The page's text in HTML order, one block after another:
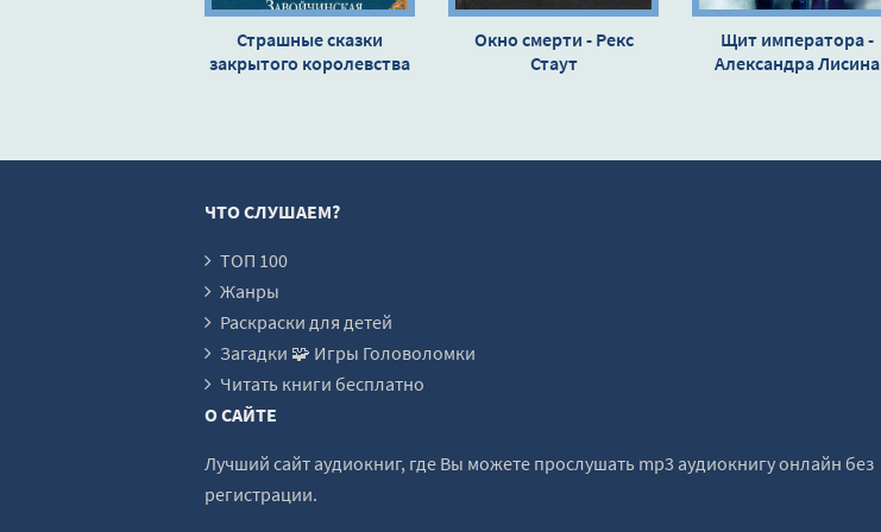
Страшные сказки
закрытого королевства
Окно смерти - Рекс
Стаут
Щит императора -
Александра Лисина
ЧТО СЛУШАЕМ?
ТОП 100
Жанры
Раскраски для детей
Загадки 🧩 Игры Головоломки
Читать книги бесплатно
О САЙТЕ
Лучший сайт аудиокниг, где Вы можете прослушать mp3 аудиокнигу онлайн без
регистрации.